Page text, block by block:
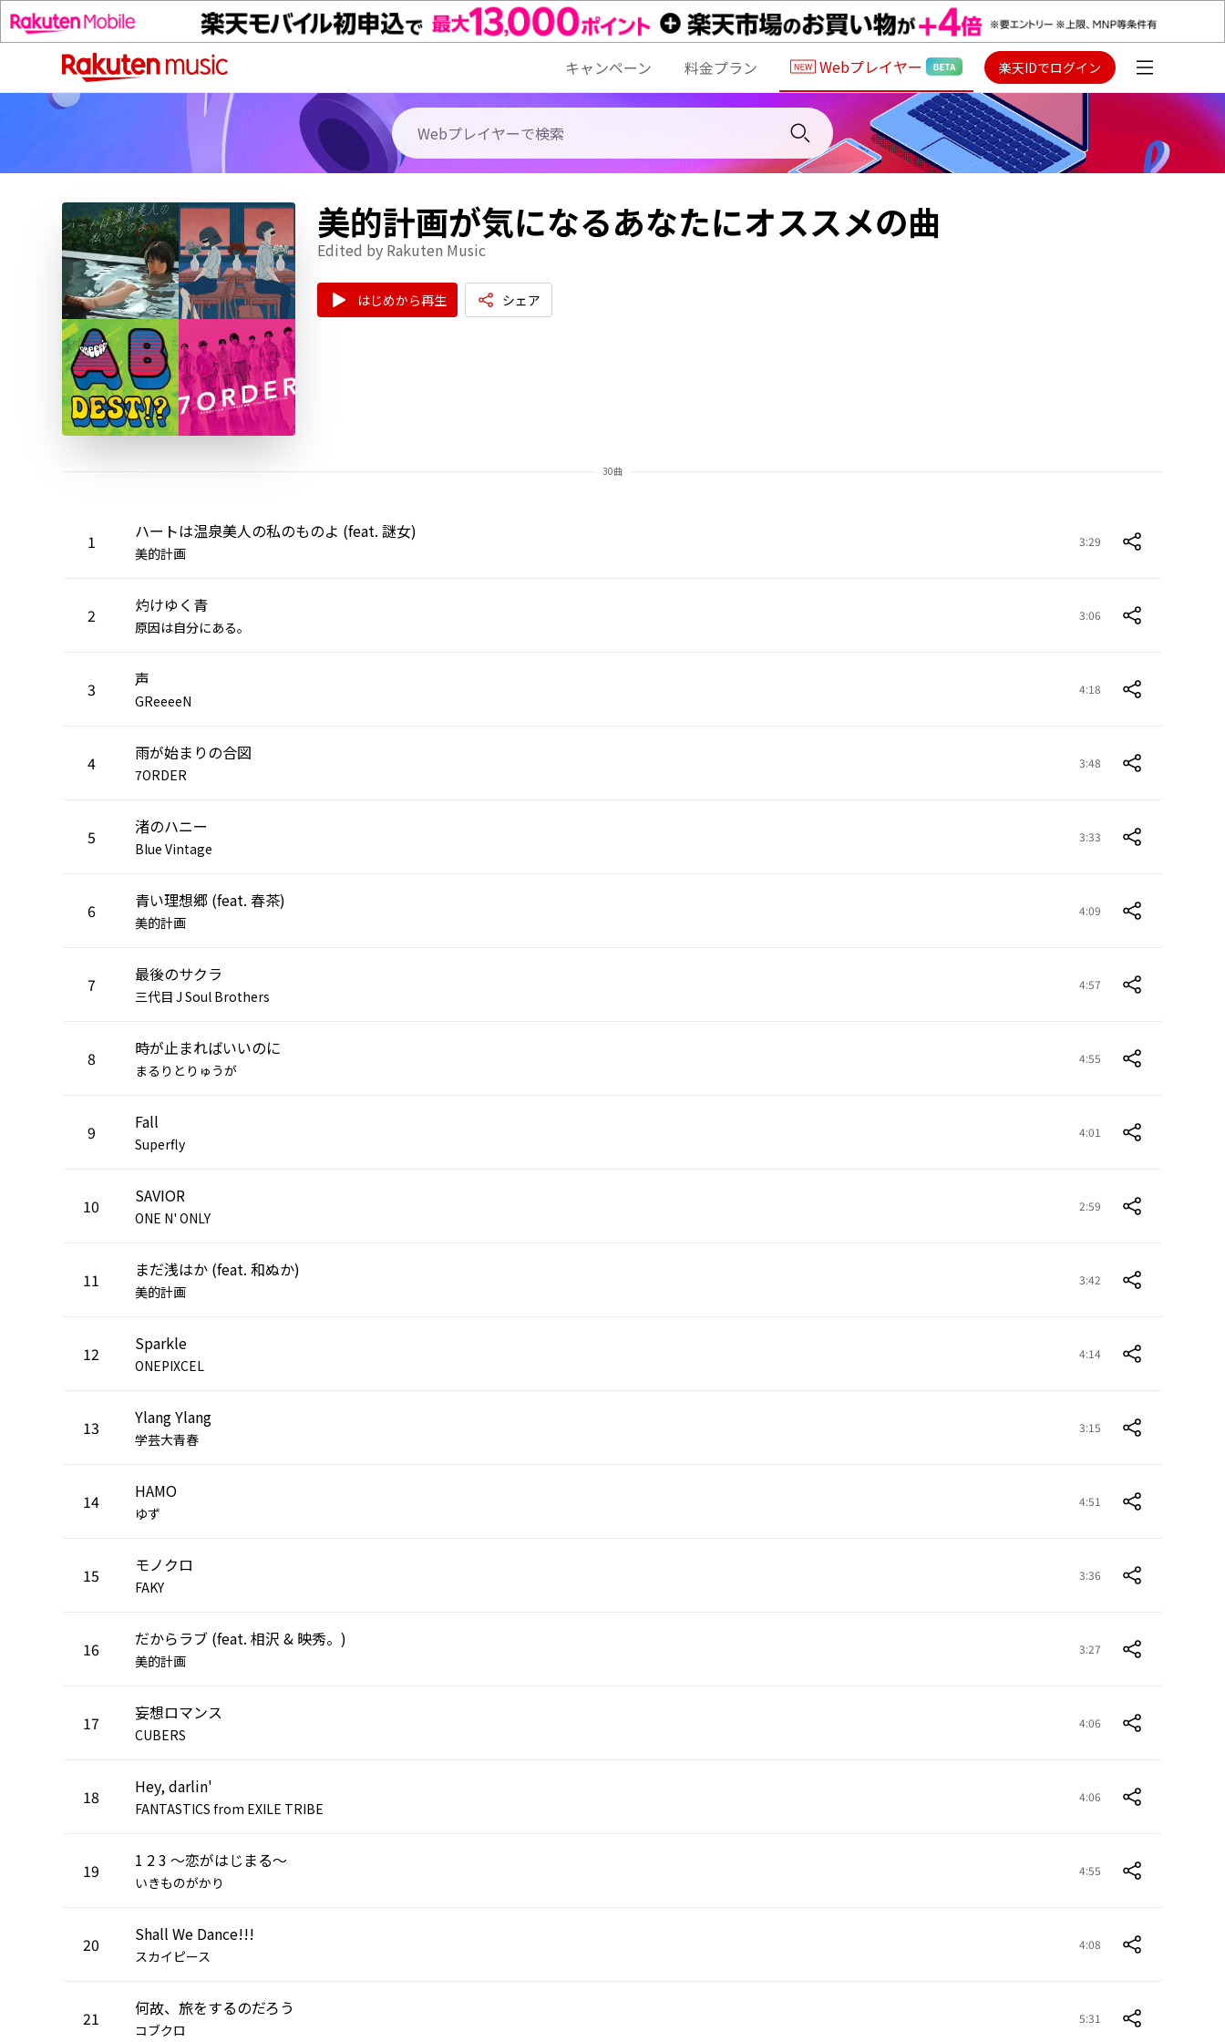
キャンペーン 料金プラン Webプレイヤー 楽天IDでログイン
美的計画が気になるあなたにオススメの曲
Edited by Rakuten Music
はじめから再生 シェア
30曲
1 ハートは温泉美人の私のものよ (feat. 謎女)
美的計画
3:29
2 灼けゆく青
原因は自分にある。
3:06
3 声
GReeeeN
4:18
4 雨が始まりの合図
7ORDER
3:48
5 渚のハニー
Blue Vintage
3:33
6 青い理想郷 (feat. 春茶)
美的計画
4:09
7 最後のサクラ
三代目 J Soul Brothers
4:57
8 時が止まればいいのに
まるりとりゅうが
4:55
9 Fall
Superfly
4:01
10 SAVIOR
ONE N' ONLY
2:59
11 まだ浅はか (feat. 和ぬか)
美的計画
3:42
12 Sparkle
ONEPIXCEL
4:14
13 Ylang Ylang
学芸大青春
3:15
14 HAMO
ゆず
4:51
15 モノクロ
FAKY
3:36
16 だからラブ (feat. 相沢 & 映秀。)
美的計画
3:27
17 妄想ロマンス
CUBERS
4:06
18 Hey, darlin'
FANTASTICS from EXILE TRIBE
4:06
19 1 2 3 〜恋がはじまる〜
いきものがかり
4:55
20 Shall We Dance!!!
スカイピース
4:08
21 何故、旅をするのだろう
コブクロ
5:31